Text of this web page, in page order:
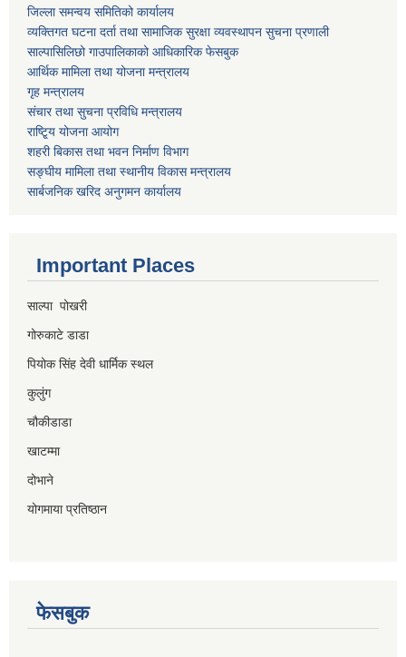
जिल्ला समन्वय समितिको कार्यालय
व्यक्तिगत घटना दर्ता तथा सामाजिक सुरक्षा व्यवस्थापन सुचना प्रणाली
साल्पासिलिछो गाउपालिकाको आधिकारिक फेसबुक
आर्थिक मामिला तथा योजना मन्त्रालय
गृह मन्त्रालय
संचार तथा सुचना प्रविधि मन्त्रालय
राष्टि्ृय योजना आयोग
शहरी बिकास तथा भवन निर्माण विभाग
सङ्घीय मामिला तथा स्थानीय विकास मन्त्रालय
सार्बजनिक खरिद अनुगमन कार्यालय
Important Places
साल्पा पोखरी
गोरुकाटे डाडा
पियोक सिंह देवी धार्मिक स्थल
कुलुंग
चौकीडाडा
खाटम्मा
दोभाने
योगमाया प्रतिष्ठान
फेसबुक